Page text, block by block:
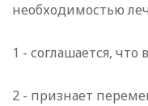
необходимостью
1 - соглашается,
2 - признает